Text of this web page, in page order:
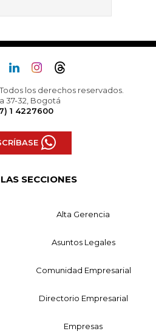
los derechos reservados.
37-32, Bogotá
1 4227600
SECCIONES
Alta Gerencia
Asuntos Legales
Comunidad Empresarial
Directorio Empresarial
Empresas